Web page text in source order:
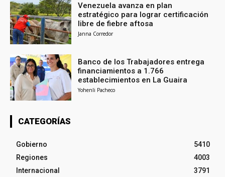
Venezuela avanza en plan
estratégico para lograr certificación
libre de fiebre aftosa
Janna Corredor
Banco de los Trabajadores entrega
financiamientos a 1.766
establecimientos en La Guaira
Yohenli Pacheco
CATEGORÍAS
Gobierno
5410
Regiones
4003
Internacional
3791